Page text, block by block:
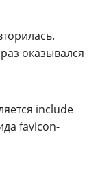
оказывался
include
favicon-